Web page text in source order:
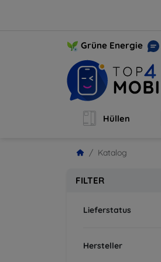
Grüne Energie
Hüllen
Katalog
FILTER
Lieferstatus
Hersteller